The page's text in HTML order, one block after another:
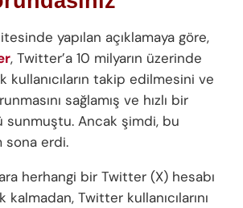
yapılan açıklamaya göre,
, Twitter’a 10 milyarın üzerinde
kullanıcıların takip edilmesini ve
sağlamış ve hızlı bir
sunmuştu. Ancak şimdi, bu
sona erdi.
herhangi bir Twitter (X) hesabı
kalmadan, Twitter kullanıcılarını